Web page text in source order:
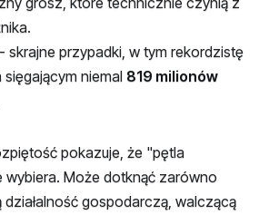
skrajne przypadki, w tym rekordzistę
sięgającym niemal 819 milionów
pokazuje, że "pętla
wybiera. Może dotknąć zarówno
gospodarczą, walczącą